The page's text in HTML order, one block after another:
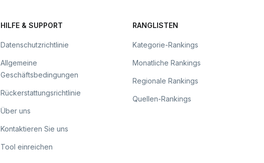
HILFE & SUPPORT
Datenschutzrichtlinie
Allgemeine
Geschäftsbedingungen
Rückerstattungsrichtlinie
Über uns
Kontaktieren Sie uns
Tool einreichen
RANGLISTEN
Kategorie-Rankings
Monatliche Rankings
Regionale Rankings
Quellen-Rankings